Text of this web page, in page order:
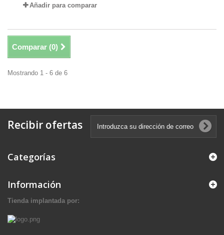
Añadir para comparar
Comparar (0)
Mostrando 1 - 6 de 6
Recibir ofertas
Categorías
Información
Tienda implantada por: